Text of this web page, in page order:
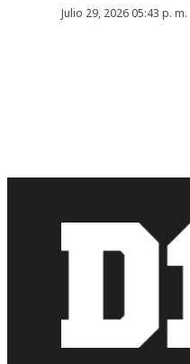
Julio 29, 2026 05:43 p. m.